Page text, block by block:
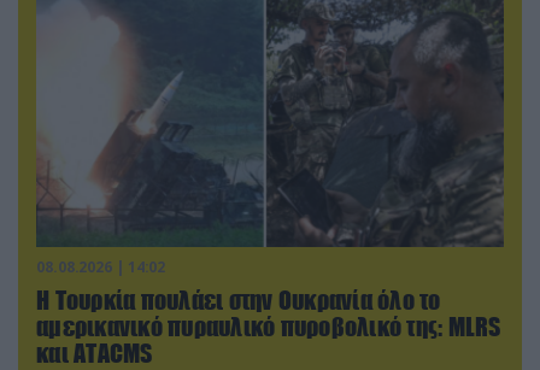
08.08.2026 | 14:02
Η Τουρκία πουλάει στην Ουκρανία όλο το
αμερικανικό πυραυλικό πυροβολικό της: MLRS
και ΑΤΑCMS